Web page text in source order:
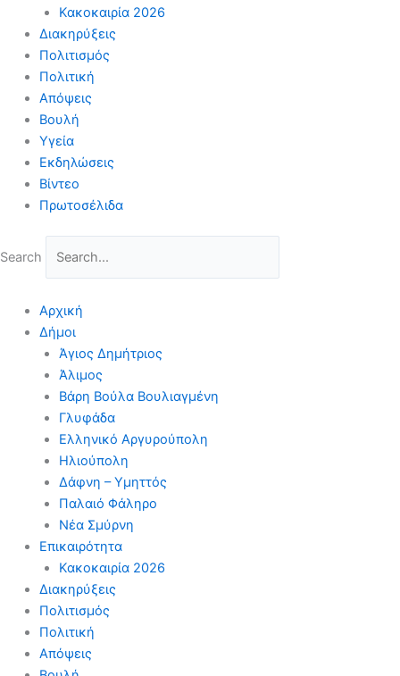
Κακοκαιρία 2026
Διακηρύξεις
Πολιτισμός
Πολιτική
Απόψεις
Βουλή
Υγεία
Εκδηλώσεις
Βίντεο
Πρωτοσέλιδα
Search
Αρχική
Δήμοι
Άγιος Δημήτριος
Άλιμος
Βάρη Βούλα Βουλιαγμένη
Γλυφάδα
Ελληνικό Αργυρούπολη
Ηλιούπολη
Δάφνη – Υμηττός
Παλαιό Φάληρο
Νέα Σμύρνη
Επικαιρότητα
Κακοκαιρία 2026
Διακηρύξεις
Πολιτισμός
Πολιτική
Απόψεις